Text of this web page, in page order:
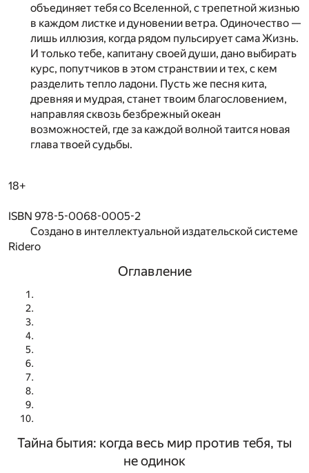
объединяет тебя со Вселенной, с трепетной жизнью
в каждом листке и дуновении ветра. Одиночество —
лишь иллюзия, когда рядом пульсирует сама Жизнь.
И только тебе, капитану своей души, дано выбирать
курс, попутчиков в этом странствии и тех, с кем
разделить тепло ладони. Пусть же песня кита,
древняя и мудрая, станет твоим благословением,
направляя сквозь безбрежный океан
возможностей, где за каждой волной таится новая
глава твоей судьбы.
18+
ISBN 978-5-0068-0005-2
Создано в интеллектуальной издательской системе
Ridero
Оглавление
Тайна бытия: когда весь мир против тебя, ты
не одинок